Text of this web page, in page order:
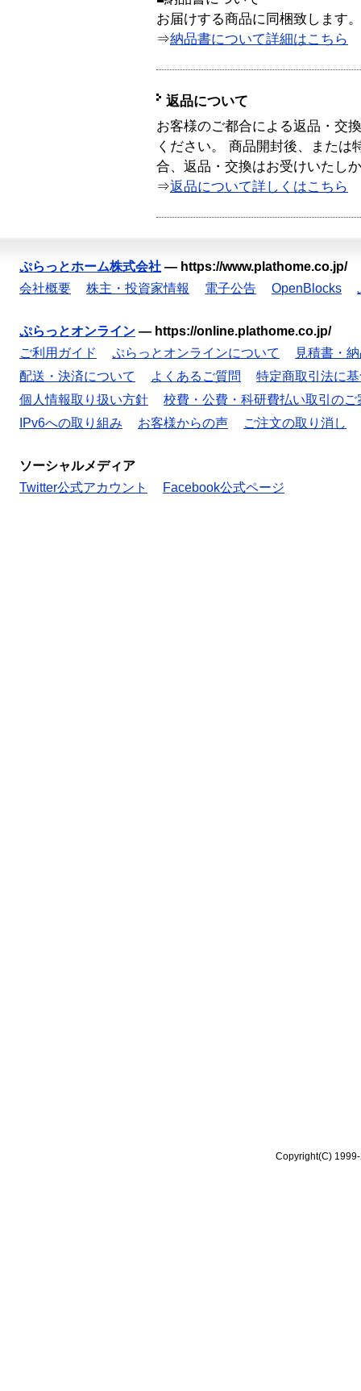
お届けする商品に同梱致します。
⇒納品書について詳細はこちら
返品について
お客様のご都合による返品・交
ください。 商品開封後、または
合、返品・交換はお受けいたし
⇒返品について詳しくはこちら
ぷらっとホーム株式会社 — https://www.plathome.co.jp/
会社概要
株主・投資家情報 電子公告 OpenBlocks
ぷらっとオンライン — https://online.plathome.co.jp/
ご利用ガイド
ぷらっとオンラインについて
見積書・
配送・決済について
よくあるご質問
特定商取引法に
個人情報取り扱い方針
校費・公費・科研費払い取引のご
IPv6への取り組み
お客様からの声 ご注文の取り消し
ソーシャルメディア
Twitter公式アカウント
Facebook公式ページ
Copyright(C)